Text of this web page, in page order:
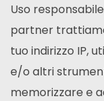
Uso
partner
tuo indirizzo IP,
e/o altri
memorizzare e